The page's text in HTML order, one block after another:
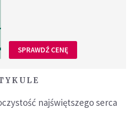
SPRAWDŹ CENĘ
najświętszego serca